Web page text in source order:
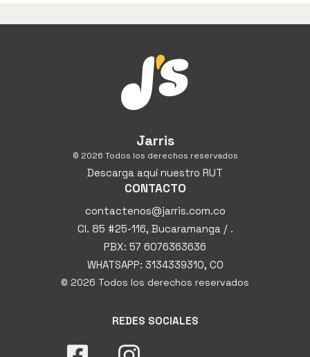
Jarris
© 2026 Todos los derechos reservados
Descarga aquí nuestro RUT
CONTACTO
contactenos@jarris.com.co
Cl. 85 #25-116, Bucaramanga / .
PBX: 57 6076363636
WHATSAPP: 3134339310, CO
© 2026 Todos los derechos reservados
REDES SOCIALES